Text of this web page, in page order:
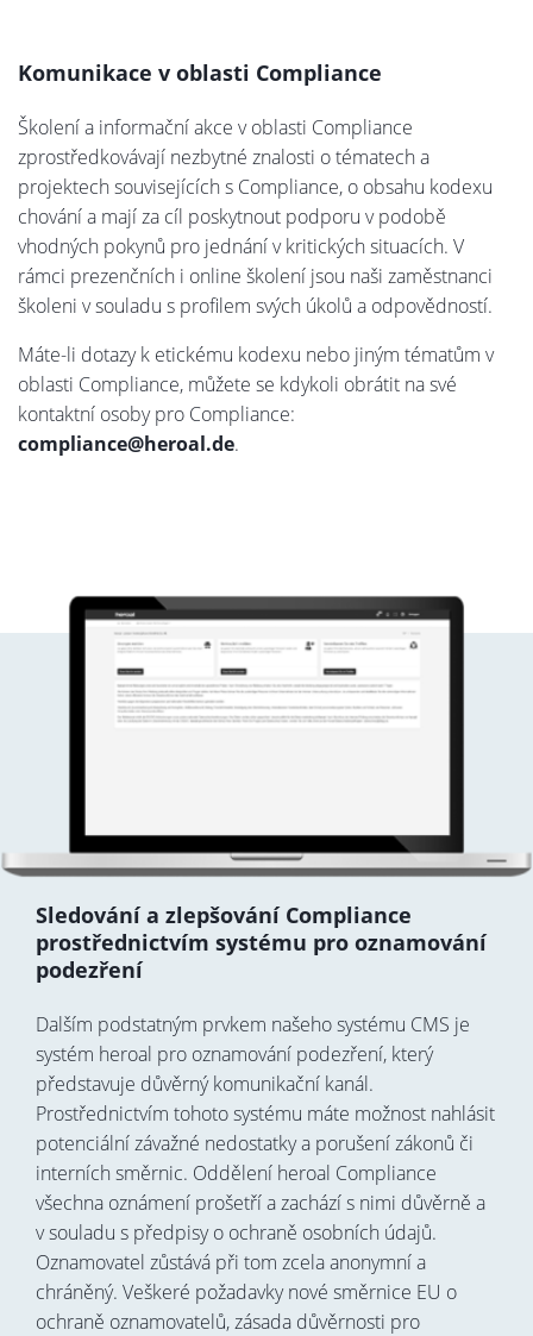
Komunikace v oblasti Compliance
Školení a informační akce v oblasti Compliance
zprostředkovávají nezbytné znalosti o tématech a
projektech souvisejících s Compliance, o obsahu kodexu
chování a mají za cíl poskytnout podporu v podobě
vhodných pokynů pro jednání v kritických situacích. V
rámci prezenčních i online školení jsou naši zaměstnanci
školeni v souladu s profilem svých úkolů a odpovědností.
Máte-li dotazy k etickému kodexu nebo jiným tématům v
oblasti Compliance, můžete se kdykoli obrátit na své
kontaktní osoby pro Compliance:
compliance@heroal.de.
Sledování a zlepšování Compliance
prostřednictvím systému pro oznamování
podezření
Dalším podstatným prvkem našeho systému CMS je
systém heroal pro oznamování podezření, který
představuje důvěrný komunikační kanál.
Prostřednictvím tohoto systému máte možnost nahlásit
potenciální závažné nedostatky a porušení zákonů či
interních směrnic. Oddělení heroal Compliance
všechna oznámení prošetří a zachází s nimi důvěrně a
v souladu s předpisy o ochraně osobních údajů.
Oznamovatel zůstává při tom zcela anonymní a
chráněný. Veškeré požadavky nové směrnice EU o
ochraně oznamovatelů, zásada důvěrnosti pro